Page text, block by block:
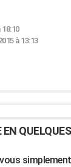
18:10
à 13:13